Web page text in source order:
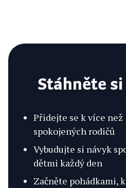
Stáhněte
Přidejte se k více
spokojených rodičů
Vybudujte si návyk
dětmi každý den
Začněte pohádkami,